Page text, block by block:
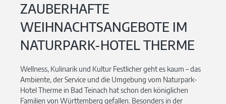
ZAUBERHAFTE
WEIHNACHTSANGEBOTE IM
NATURPARK-HOTEL THERME
Wellness, Kulinarik und Kultur Festlicher geht es kaum – das
Ambiente, der Service und die Umgebung vom Naturpark-
Hotel Therme in Bad Teinach hat schon den königlichen
Familien von Württemberg gefallen. Besonders in der